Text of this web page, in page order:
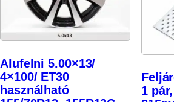
Alufelni 5.00×13/
4×100/ ET30
használható
1